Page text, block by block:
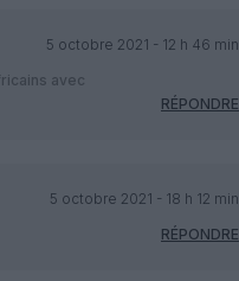
5 octobre 2021 - 12 h 46 min
avec
RÉPONDRE
5 octobre 2021 - 18 h 12 min
RÉPONDRE